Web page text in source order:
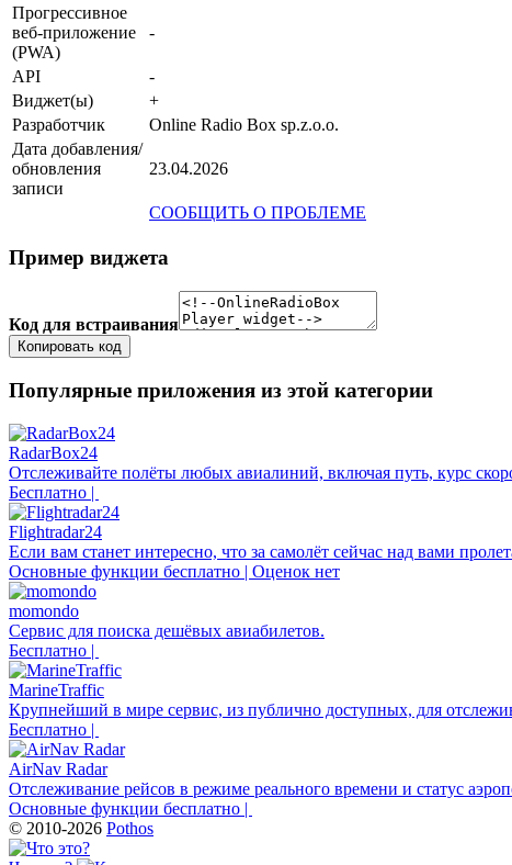
Прогрессивное
веб-приложение
(PWA)
-
API
-
Виджет(ы)
+
Разработчик
Online Radio Box sp.z.o.o.
Дата добавления/
обновления
записи
23.04.2026
СООБЩИТЬ О ПРОБЛЕМЕ
Пример виджета
Код для встраивания
Копировать код
Популярные приложения из этой категории
RadarBox24
Отслеживайте полёты любых авиалиний, включая путь, курс
Бесплатно |
Flightradar24
Если вам станет интересно, что за самолёт сейчас над вами
Основные функции бесплатно | Оценок нет
momondo
Сервис для поиска дешёвых авиабилетов.
Бесплатно |
MarineTraffic
Крупнейший в мире сервис, из публично доступных, для
Бесплатно |
AirNav Radar
Отслеживание рейсов в режиме реального времени и статус
Основные функции бесплатно |
© 2010-2026 Pothos